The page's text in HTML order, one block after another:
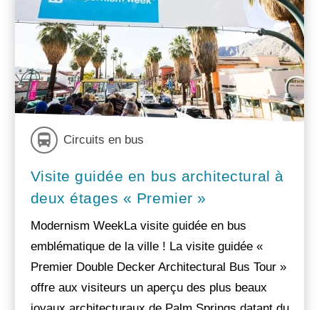
Circuits en bus
Visite guidée en bus architectural à
deux étages « Premier »
Modernism WeekLa visite guidée en bus
emblématique de la ville ! La visite guidée «
Premier Double Decker Architectural Bus Tour »
offre aux visiteurs un aperçu des plus beaux